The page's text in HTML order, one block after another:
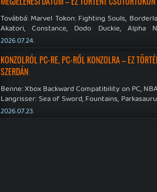
Továbbá: Marvel Tokon: Fighting Souls,
Akatori, Constance, Dodo Duckie, Alpha
Sombras: Negative Frames.
2026.07.24.
KONZOLRÓL PC-RE, PC-RŐL KONZOLRA – EZ
SZERDÁN
Benne: Xbox Backward Compatibility on PC,
Langrisser: Sea of Sword, Fountains,
Point Hospital: Full Health Collection.
2026.07.23.